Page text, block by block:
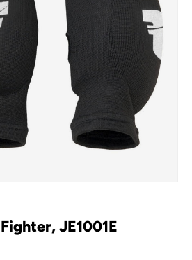
JE1001E